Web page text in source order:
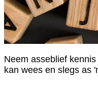
Neem asseblief
kan wees en slegs as